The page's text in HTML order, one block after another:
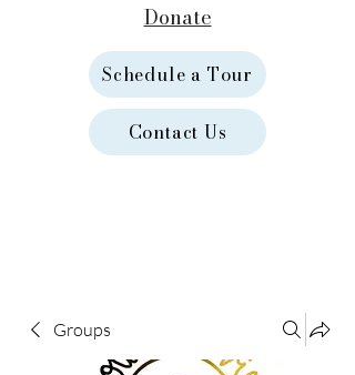
Donate
Schedule a Tour
Contact Us
Groups